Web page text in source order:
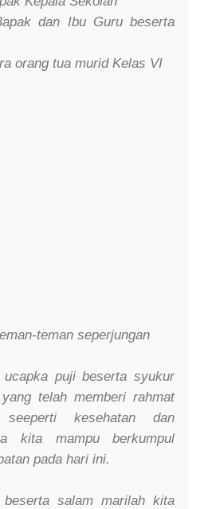
dan Ibu Guru beserta
orang tua murid Kelas VI
teman seperjungan
puji beserta syukur
telah memberi rahmat
kesehatan dan
kita mampu berkumpul
pada hari ini.
salam marilah kita